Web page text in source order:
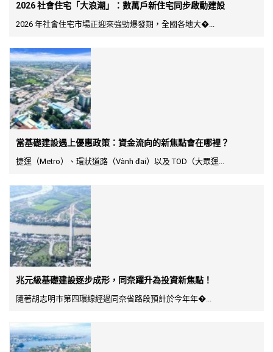
2026 社會住宅「大浪潮」：數萬戶新住宅同步啟動建設
2026 年社會住宅市場正迎來強勁爆發期，全國各地大�...
當基礎建設遇上優惠政策：資金流向的新焦點會在哪裡？
捷運（Metro）、環狀道路（Vành đai）以及 TOD（大眾運...
兆元級基礎建設逐步成形，同奈躍升為投資新焦點！
隨著胡志明市第四環線經過同奈省路段預計於今年年�...